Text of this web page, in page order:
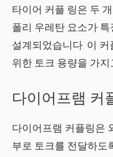
타이어 커플 링은 두
폴리 우레탄 요소가
설계되었습니다. 이
위한 토크 용량을 가지
다이어프램 커
다이어프램 커플링은
부로 토크를 전달하도